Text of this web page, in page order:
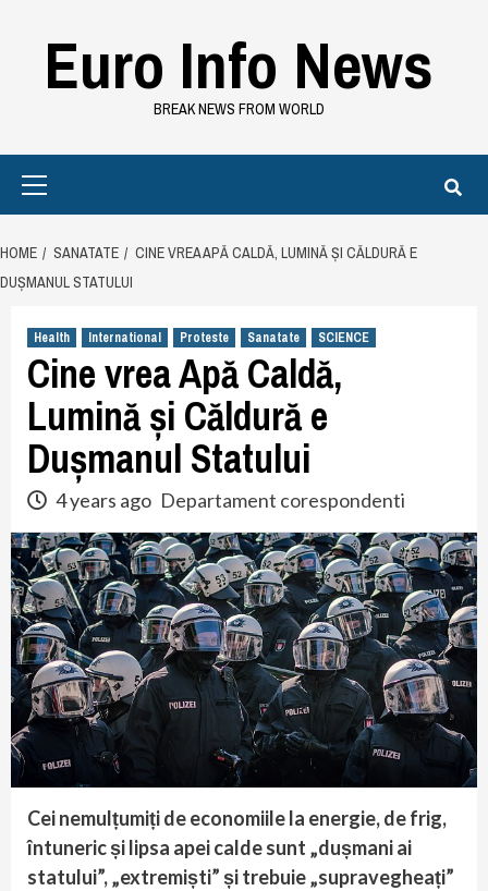
contentEuro Info News
BREAK NEWS FROM WORLD
HOME SANATATE
CINE VREA APĂ CALDĂ, LUMINĂ ȘI CĂLDURĂ E
DUȘMANUL STATULUI
Health International Proteste Sanatate SCIENCE
Cine vrea Apă Caldă,
Lumină și Căldură e
Dușmanul Statului
4 years ago Departament corespondenti
Cei nemulțumiți de economiile la energie, de frig,
întuneric și lipsa apei calde sunt „dușmani ai
statului”, „extremiști” și trebuie „supravegheați”